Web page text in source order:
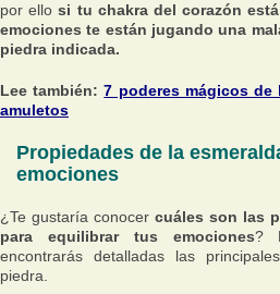
por ellosi tu chakra del corazón
emociones te están jugando una
piedra indicada.
Lee también:7 poderes mágicos de
amuletos
Propiedades de la
emociones
¿Te gustaría conocer cuáles son las
para equilibrar tus emociones?
encontrarás detalladas las
piedra.